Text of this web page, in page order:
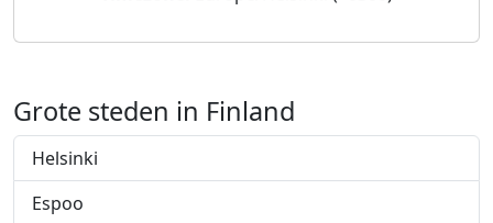
Grote steden in Finland
Helsinki
Espoo